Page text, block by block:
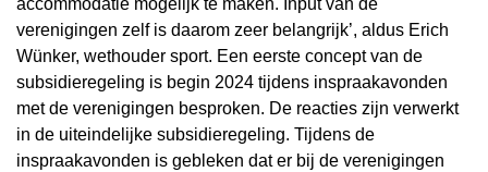
accommodatie mogelijk te maken. Input van de
verenigingen zelf is daarom zeer belangrijk’, aldus Erich
Wünker, wethouder sport. Een eerste concept van de
subsidieregeling is begin 2024 tijdens inspraakavonden
met de verenigingen besproken. De reacties zijn verwerkt
in de uiteindelijke subsidieregeling. Tijdens de
inspraakavonden is gebleken dat er bij de verenigingen